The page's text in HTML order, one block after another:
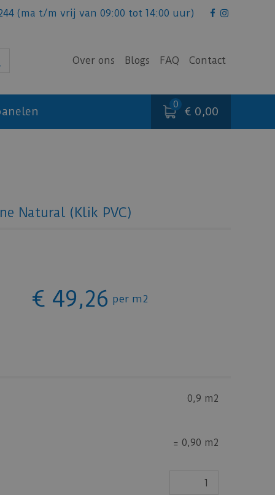
(ma t/m vrij van 09:00 tot 14:00 uur)
Over ons Blogs FAQ Contact
€ 0,00
Natural (Klik PVC)
€ 49,26 per m2
0,9 m2
= 0,90 m2